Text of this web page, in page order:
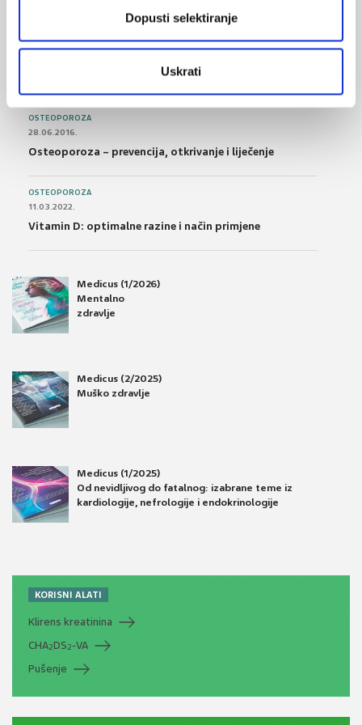
Dopusti selektiranje
Uskrati
POREMEĆAJI PROBAVE
Što su probiotici i kako se proizvode?
OSTEOPOROZA
28.06.2016.
Osteoporoza – prevencija, otkrivanje i liječenje
OSTEOPOROZA
11.03.2022.
Vitamin D: optimalne razine i način primjene
Medicus (1/2026)
Mentalno
zdravlje
Medicus (2/2025)
Muško zdravlje
Medicus (1/2025)
Od nevidljivog do fatalnog: izabrane teme iz
kardiologije, nefrologije i endokrinologije
KORISNI ALATI
Klirens kreatinina
CHA2DS2-VA
Pušenje